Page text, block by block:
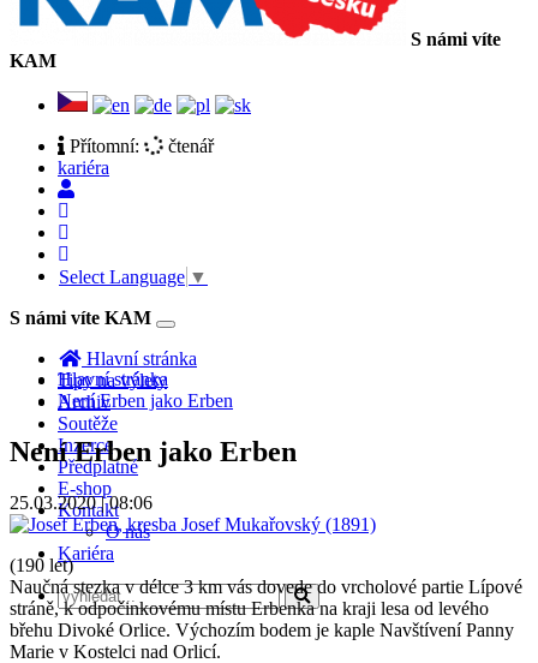
S námi víte
KAM
Přítomní:
čtenář
kariéra
Select Language ▼
S námi víte KAM
Toggle
navigation
Hlavní stránka
Tipy na výlety
Archiv
Soutěže
Inzerce
Předplatné
E-shop
Kontakt
O nás
Kariéra
Hlavní stránka
Není Erben jako Erben
Není Erben jako Erben
25.03.2020 | 08:06
(190 let)
Naučná stezka v délce 3 km vás dovede do vrcholové partie Lípové
stráně, k odpočinkovému místu Erbenka na kraji lesa od levého
břehu Divoké Orlice. Výchozím bodem je kaple Navštívení Panny
Marie v Kostelci nad Orlicí.